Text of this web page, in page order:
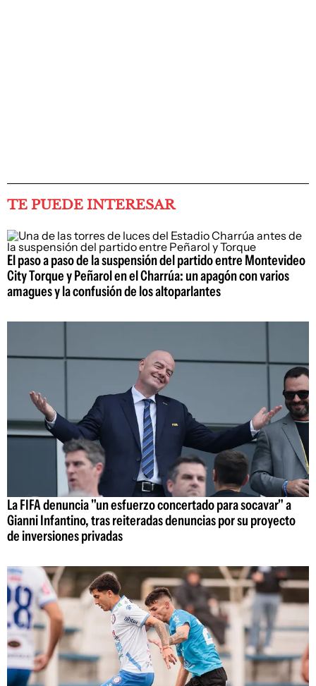
TE PUEDE INTERESAR
El paso a paso de la suspensión del partido entre Montevideo
City Torque y Peñarol en el Charrúa: un apagón con varios
amagues y la confusión de los altoparlantes
La FIFA denuncia "un esfuerzo concertado para socavar" a
Gianni Infantino, tras reiteradas denuncias por su proyecto
de inversiones privadas